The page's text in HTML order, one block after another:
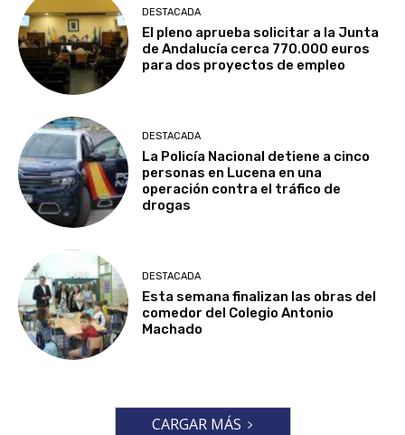
DESTACADA
El pleno aprueba solicitar a la Junta
de Andalucía cerca 770.000 euros
para dos proyectos de empleo
DESTACADA
La Policía Nacional detiene a cinco
personas en Lucena en una
operación contra el tráfico de
drogas
DESTACADA
Esta semana finalizan las obras del
comedor del Colegio Antonio
Machado
CARGAR MÁS